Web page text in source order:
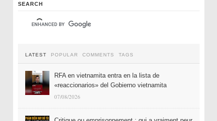
SEARCH
LATEST POPULAR COMMENTS TAGS
RFA en vietnamita entra en la lista de
«reaccionarios» del Gobierno vietnamita
07/08/2026